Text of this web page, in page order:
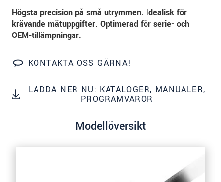
Högsta precision på små utrymmen. Idealisk för
krävande mätuppgifter. Optimerad för serie- och
OEM-tillämpningar.
KONTAKTA OSS GÄRNA!
LADDA NER NU: KATALOGER, MANUALER,
PROGRAMVAROR
Modellöversikt
SKICKA MEDDELANDE